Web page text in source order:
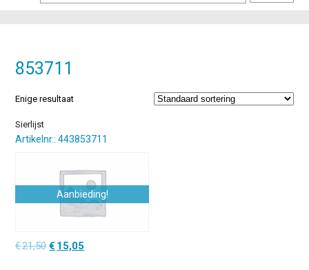
853711
Enige resultaat
Sierlijst
Artikelnr.: 443853711
Aanbieding!
€21,50Oorspronkelijke
€ 15,05